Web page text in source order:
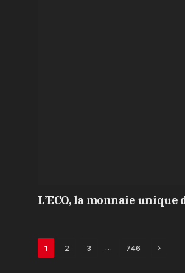
L’ECO, la monnaie
1 2 3 … 746 Next